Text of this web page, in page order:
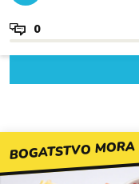
0
BOGATSTVO MORA